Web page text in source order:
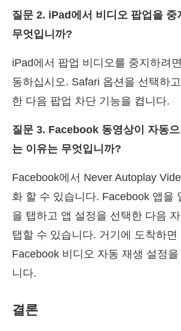
질문 2. iPad에서 비디오 팝업을 중
무엇입니까?
iPad에서 팝업 비디오를 중지하려
동하십시오. Safari 옵션을 선택하
한 다음 팝업 차단 기능을 켭니다.
질문 3. Facebook 동영상이 자동
는 이유는 무엇입니까?
Facebook에서 Never Autoplay
화 할 수 있습니다. Facebook 앱을
을 탭하고 앱 설정을 선택한 다음
탭할 수 있습니다. 거기에 도착하면
Facebook 비디오 자동 재생 설정
니다.
결론